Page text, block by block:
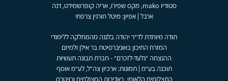
סטודיו mako, מקס שפירו, אריה קופרשמידט, דנה
ארבל | אפיון: מיטל חורגין צרפתי
תודה מיוחדת לד"ר יהודה בלנגה מהמחלקה ללימודי
המזרח התיכון באוניברסיטת בר אילן ולמיזם
ההנצחה "גלעד-לזכרם" - חברת תבונה תעשיות
תוכנה בע"מ | תמונות: ארכיון צה"ל, לע"מ אוסף